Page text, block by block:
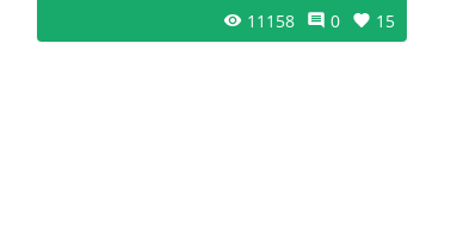
11158 0 15